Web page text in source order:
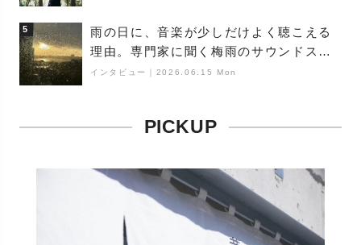
5
雨の日に、音楽が少しだけよく聴こえる
理由。専門家に聞く梅雨のサウンドス
ケープ
インタビュー 2026.06.15 Mon
PICKUP